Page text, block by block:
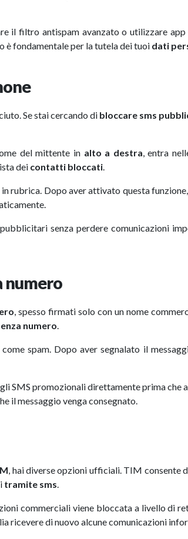
il filtro antispam avanzato o utilizzare
è fondamentale per la tutela dei tuoi dati
Se stai cercando di bloccare sms
del mittente in alto a destra, entra
dei contatti bloccati.
rubrica. Dopo aver attivato questa
senza perdere comunicazioni
numero
, spesso firmati solo con un nome
numero.
spam. Dopo aver segnalato il
promozionali direttamente prima che
il messaggio venga consegnato.
, hai diverse opzioni ufficiali. TIM consente
tramite sms.
commerciali viene bloccata a livello di
ricevere di nuovo alcune comunicazioni